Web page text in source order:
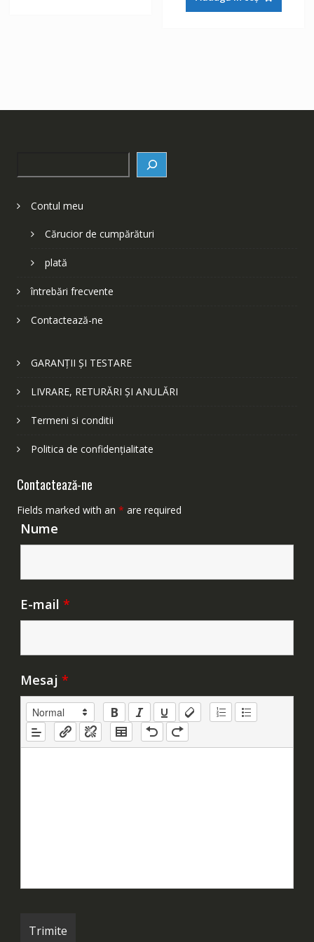
fost:
148 lei.
Contul meu
Cărucior de cumpărături
plată
întrebări frecvente
Contactează-ne
GARANȚII ȘI TESTARE
LIVRARE, RETURĂRI ȘI ANULĂRI
Termeni si conditii
Politica de confidențialitate
Contactează-ne
Fields marked with an * are required
Nume
E-mail *
Mesaj *